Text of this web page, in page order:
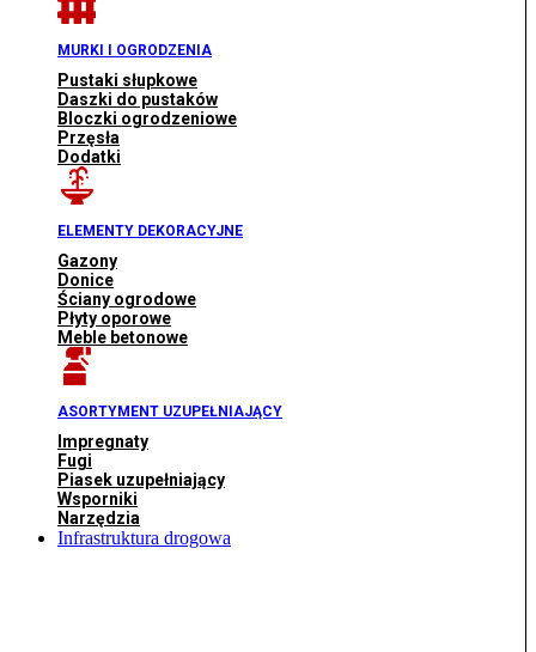
MURKI I OGRODZENIA
Pustaki słupkowe
Daszki do pustaków
Bloczki ogrodzeniowe
Przęsła
Dodatki
ELEMENTY DEKORACYJNE
Gazony
Donice
Ściany ogrodowe
Płyty oporowe
Meble betonowe
ASORTYMENT UZUPEŁNIAJĄCY
Impregnaty
Fugi
Piasek uzupełniający
Wsporniki
Narzędzia
Infrastruktura drogowa